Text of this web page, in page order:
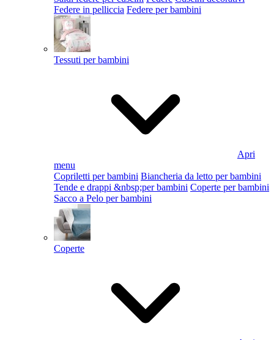
Federe in pelliccia Federe per bambini
Tessuti per bambini
Apri
menu
Copriletti per bambini Biancheria da letto per bambini
Tende e drappi &nbsp;per bambini Coperte per bambini
Sacco a Pelo per bambini
Coperte